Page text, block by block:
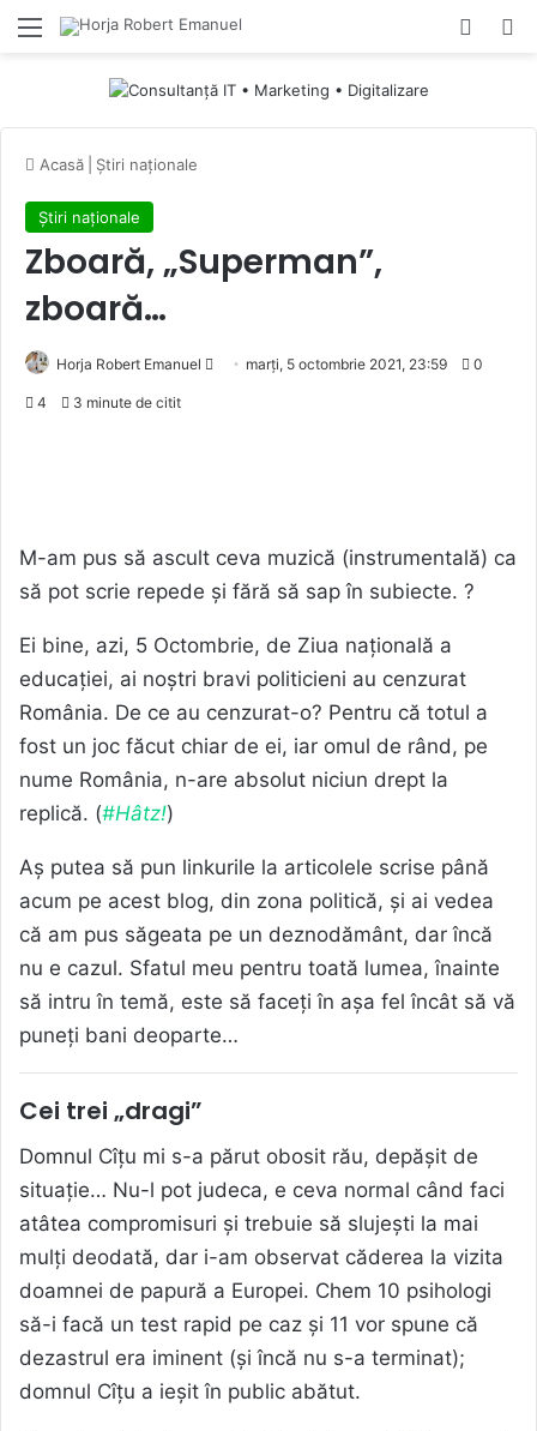
Menu
Acasă Știri naționale
Știri naționale
Zboară, „Superman”,
zboară…
Horja Robert Emanuel
Send marți, 5 octombrie 2021, 23:59 0
4 3 minute de citit
M-am pus să ascult ceva muzică (instrumentală) ca
să pot scrie repede și fără să sap în subiecte. ?
Ei bine, azi, 5 Octombrie, de Ziua națională a
educației, ai noștri bravi politicieni au cenzurat
România. De ce au cenzurat-o? Pentru că totul a
fost un joc făcut chiar de ei, iar omul de rând, pe
nume România, n-are absolut niciun drept la
replică. (#Hâtz!)
Aș putea să pun linkurile la articolele scrise până
acum pe acest blog, din zona politică, și ai vedea
că am pus săgeata pe un deznodământ, dar încă
nu e cazul. Sfatul meu pentru toată lumea, înainte
să intru în temă, este să faceți în așa fel încât să vă
puneți bani deoparte…
Cei trei „dragi”
Domnul Cîțu mi s-a părut obosit rău, depășit de
situație… Nu-l pot judeca, e ceva normal când faci
atâtea compromisuri și trebuie să slujești la mai
mulți deodată, dar i-am observat căderea la vizita
doamnei de papură a Europei. Chem 10 psihologi
să-i facă un test rapid pe caz și 11 vor spune că
dezastrul era iminent (și încă nu s-a terminat);
domnul Cîțu a ieșit în public abătut.